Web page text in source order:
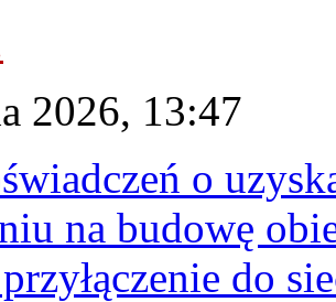
2026, 13:47
o
na budowę
do